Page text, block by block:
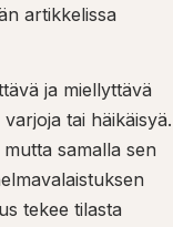
artikkelissa
ja miellyttävä
tai häikäisyä.
samalla sen
tekee tilasta